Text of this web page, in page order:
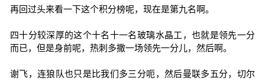
再回过头来看一下这个积分榜呢，现在是第九名啊。
四十分较深厚的这个十名十一名玻璃水晶工，也就是领先一分
而已，但是身前呢，热刺多撒一场领先一分儿，然后啊。
谢飞，连狼队也只是比我们多三分呃，然后曼联多五分，切尔